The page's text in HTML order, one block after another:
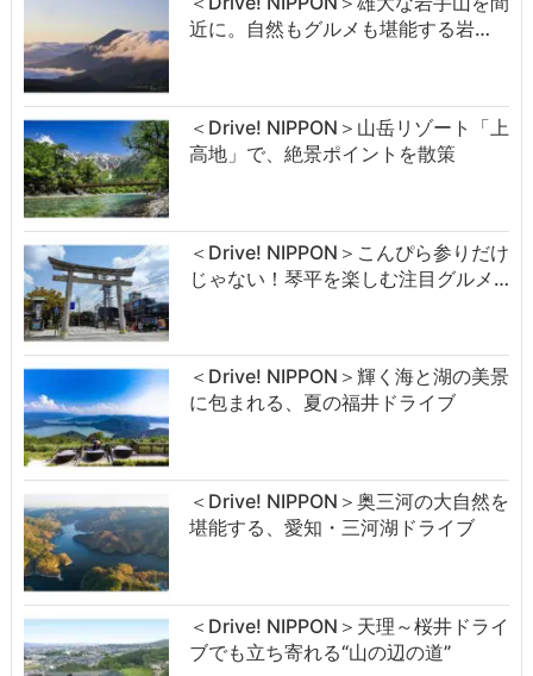
近に。自然もグルメも堪能する岩…
＜Drive! NIPPON＞山岳リゾート「上
高地」で、絶景ポイントを散策
＜Drive! NIPPON＞こんぴら参りだけ
じゃない！琴平を楽しむ注目グルメ…
＜Drive! NIPPON＞輝く海と湖の美景
に包まれる、夏の福井ドライブ
＜Drive! NIPPON＞奥三河の大自然を
堪能する、愛知・三河湖ドライブ
＜Drive! NIPPON＞天理～桜井ドライ
ブでも立ち寄れる“山の辺の道”